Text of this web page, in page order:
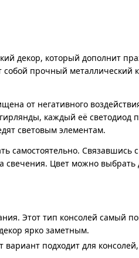
декор, который дополнит
прочный металлический
от негативного
каждый её светодиод
световым элементам.
самостоятельно.
Цвет можно выбрать
Этот тип консолей самый
ярко заметным.
подходит для